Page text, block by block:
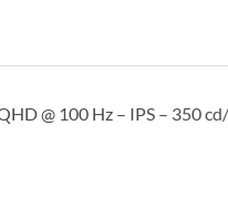
@ 100 Hz – IPS – 350